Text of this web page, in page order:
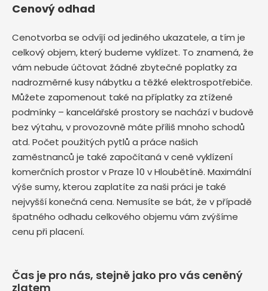
Cenový odhad
Cenotvorba se odvíjí od jediného ukazatele, a tím je
celkový objem, který budeme vyklízet. To znamená, že
vám nebude účtovat žádné zbytečné poplatky za
nadrozměrné kusy nábytku a těžké elektrospotřebiče.
Můžete zapomenout také na příplatky za ztížené
podmínky – kancelářské prostory se nachází v budově
bez výtahu, v provozovně máte příliš mnoho schodů
atd. Počet použitých pytlů a práce našich
zaměstnanců je také započítaná v ceně vyklízení
komerčních prostor v Praze 10 v Hloubětíně. Maximální
výše sumy, kterou zaplatíte za naši práci je také
nejvyšší konečná cena. Nemusíte se bát, že v případě
špatného odhadu celkového objemu vám zvýšíme
cenu při placení.
Čas je pro nás, stejně jako pro vás ceněný
zlatem